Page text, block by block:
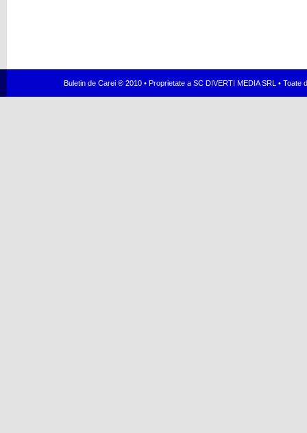
Buletin de Carei ® 2010 • Proprietate a SC DIVERTI MEDIA SRL •